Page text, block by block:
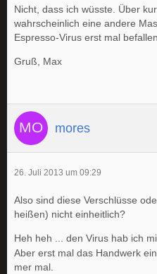
Nicht, dass ich wüsste. Über
wahrscheinlich eine andere
Espresso-Virus erst mal befallen
Gruß, Max
mores
26. Juli 2013 um 09:29
Also sind diese Verschlüsse
heißen) nicht einheitlich?
Heh heh ... den Virus hab ich
Aber erst mal das Handwerk
mer mal.